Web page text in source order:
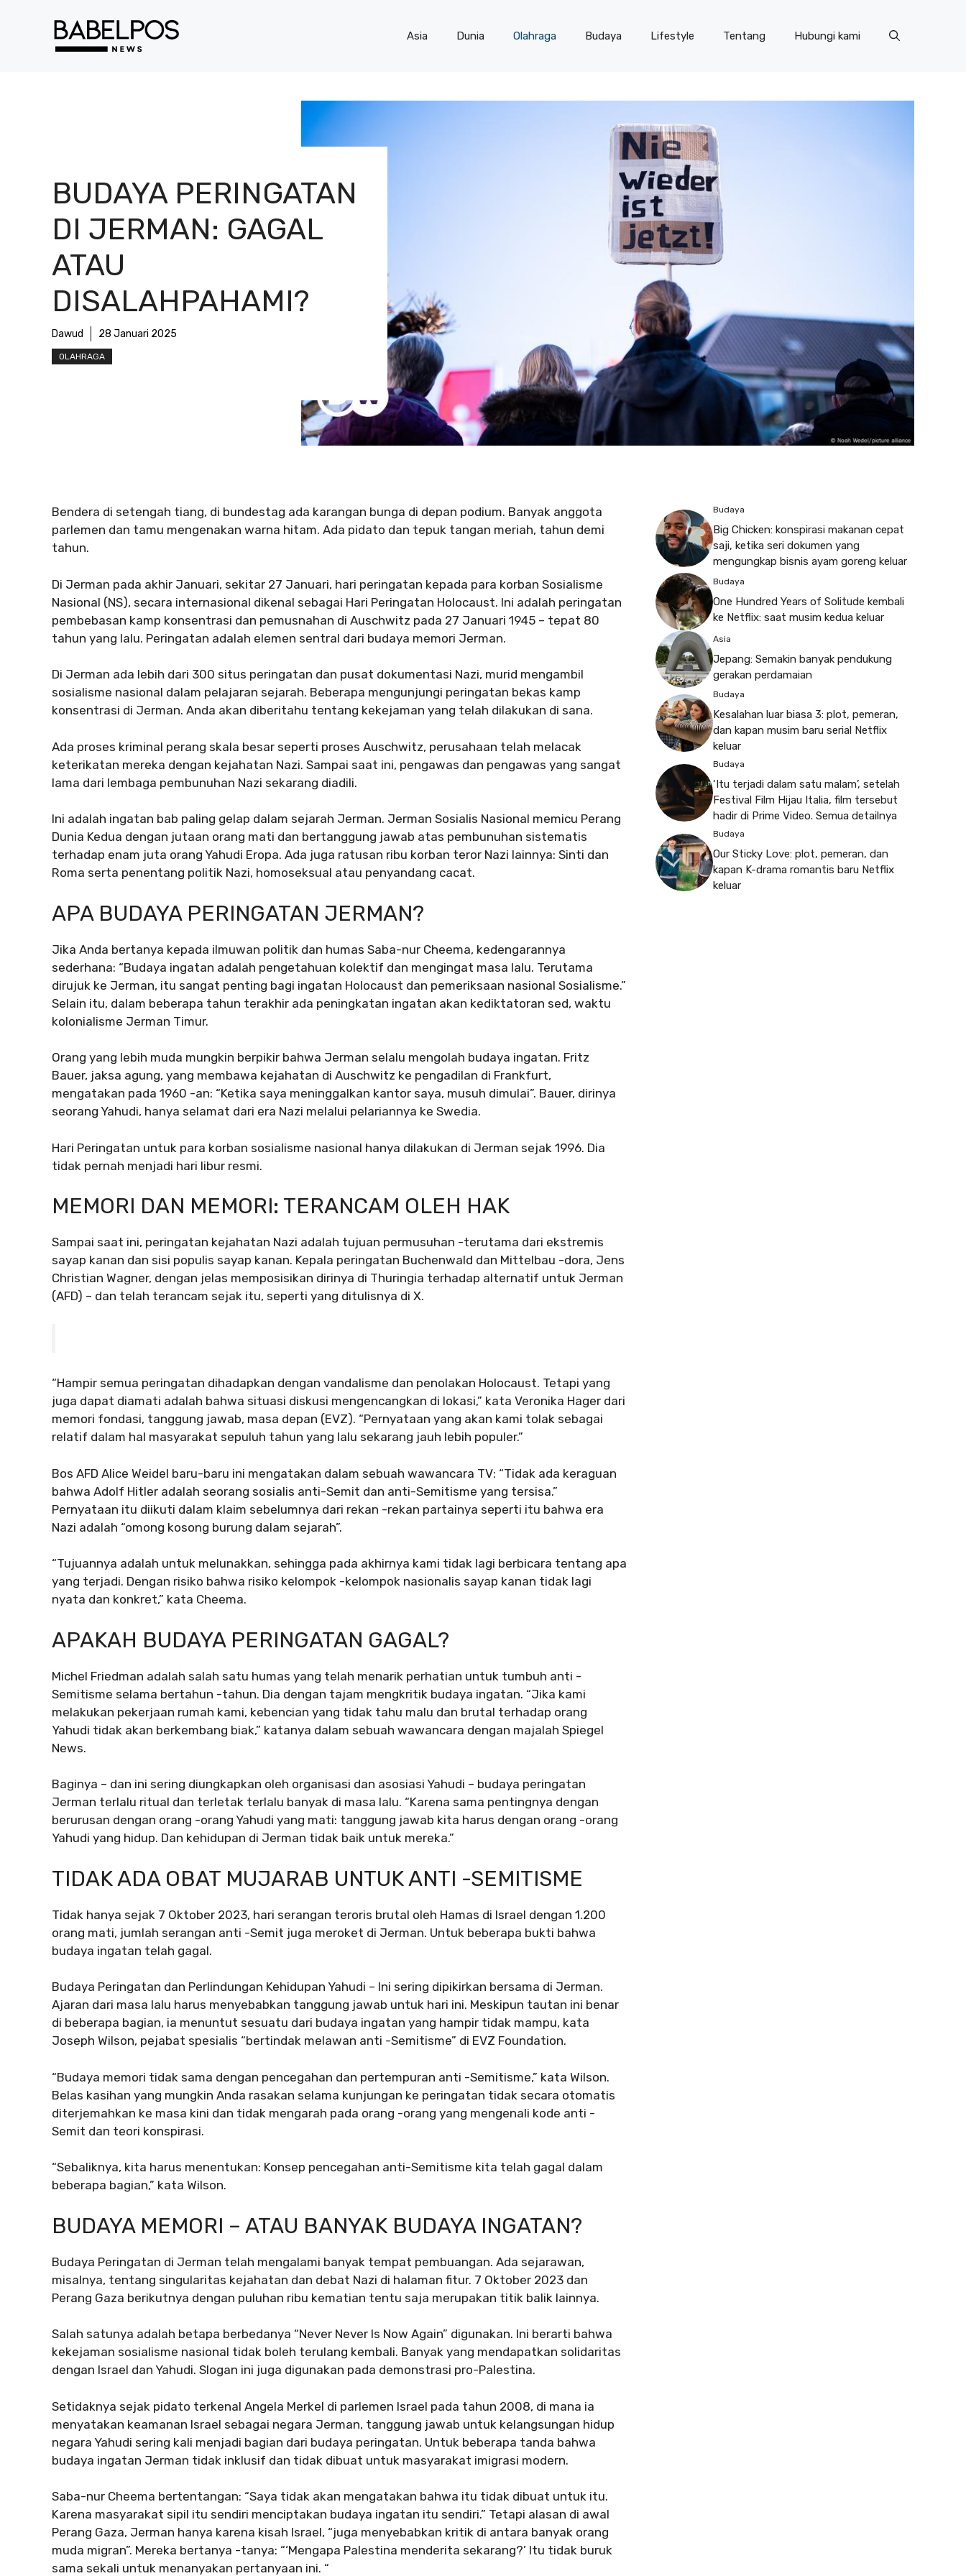
Asia Dunia Olahraga Budaya Lifestyle Tentang Hubungi kami
BUDAYA PERINGATAN
DI JERMAN: GAGAL
ATAU
DISALAHPAHAMI?
Dawud 28 Januari 2025
OLAHRAGA
Bendera di setengah tiang, di bundestag ada karangan bunga di depan podium. Banyak anggota
parlemen dan tamu mengenakan warna hitam. Ada pidato dan tepuk tangan meriah, tahun demi
tahun.
Di Jerman pada akhir Januari, sekitar 27 Januari, hari peringatan kepada para korban Sosialisme
Nasional (NS), secara internasional dikenal sebagai Hari Peringatan Holocaust. Ini adalah peringatan
pembebasan kamp konsentrasi dan pemusnahan di Auschwitz pada 27 Januari 1945 – tepat 80
tahun yang lalu. Peringatan adalah elemen sentral dari budaya memori Jerman.
Di Jerman ada lebih dari 300 situs peringatan dan pusat dokumentasi Nazi, murid mengambil
sosialisme nasional dalam pelajaran sejarah. Beberapa mengunjungi peringatan bekas kamp
konsentrasi di Jerman. Anda akan diberitahu tentang kekejaman yang telah dilakukan di sana.
Ada proses kriminal perang skala besar seperti proses Auschwitz, perusahaan telah melacak
keterikatan mereka dengan kejahatan Nazi. Sampai saat ini, pengawas dan pengawas yang sangat
lama dari lembaga pembunuhan Nazi sekarang diadili.
Ini adalah ingatan bab paling gelap dalam sejarah Jerman. Jerman Sosialis Nasional memicu Perang
Dunia Kedua dengan jutaan orang mati dan bertanggung jawab atas pembunuhan sistematis
terhadap enam juta orang Yahudi Eropa. Ada juga ratusan ribu korban teror Nazi lainnya: Sinti dan
Roma serta penentang politik Nazi, homoseksual atau penyandang cacat.
APA BUDAYA PERINGATAN JERMAN?
Jika Anda bertanya kepada ilmuwan politik dan humas Saba-nur Cheema, kedengarannya
sederhana: “Budaya ingatan adalah pengetahuan kolektif dan mengingat masa lalu. Terutama
dirujuk ke Jerman, itu sangat penting bagi ingatan Holocaust dan pemeriksaan nasional Sosialisme.”
Selain itu, dalam beberapa tahun terakhir ada peningkatan ingatan akan kediktatoran sed, waktu
kolonialisme Jerman Timur.
Orang yang lebih muda mungkin berpikir bahwa Jerman selalu mengolah budaya ingatan. Fritz
Bauer, jaksa agung, yang membawa kejahatan di Auschwitz ke pengadilan di Frankfurt,
mengatakan pada 1960 -an: “Ketika saya meninggalkan kantor saya, musuh dimulai”. Bauer, dirinya
seorang Yahudi, hanya selamat dari era Nazi melalui pelariannya ke Swedia.
Hari Peringatan untuk para korban sosialisme nasional hanya dilakukan di Jerman sejak 1996. Dia
tidak pernah menjadi hari libur resmi.
MEMORI DAN MEMORI: TERANCAM OLEH HAK
Sampai saat ini, peringatan kejahatan Nazi adalah tujuan permusuhan -terutama dari ekstremis
sayap kanan dan sisi populis sayap kanan. Kepala peringatan Buchenwald dan Mittelbau -dora, Jens
Christian Wagner, dengan jelas memposisikan dirinya di Thuringia terhadap alternatif untuk Jerman
(AFD) – dan telah terancam sejak itu, seperti yang ditulisnya di X.
“Hampir semua peringatan dihadapkan dengan vandalisme dan penolakan Holocaust. Tetapi yang
juga dapat diamati adalah bahwa situasi diskusi mengencangkan di lokasi,” kata Veronika Hager dari
memori fondasi, tanggung jawab, masa depan (EVZ). “Pernyataan yang akan kami tolak sebagai
relatif dalam hal masyarakat sepuluh tahun yang lalu sekarang jauh lebih populer.”
Bos AFD Alice Weidel baru-baru ini mengatakan dalam sebuah wawancara TV: “Tidak ada keraguan
bahwa Adolf Hitler adalah seorang sosialis anti-Semit dan anti-Semitisme yang tersisa.”
Pernyataan itu diikuti dalam klaim sebelumnya dari rekan -rekan partainya seperti itu bahwa era
Nazi adalah “omong kosong burung dalam sejarah”.
“Tujuannya adalah untuk melunakkan, sehingga pada akhirnya kami tidak lagi berbicara tentang apa
yang terjadi. Dengan risiko bahwa risiko kelompok -kelompok nasionalis sayap kanan tidak lagi
nyata dan konkret,” kata Cheema.
APAKAH BUDAYA PERINGATAN GAGAL?
Michel Friedman adalah salah satu humas yang telah menarik perhatian untuk tumbuh anti -
Semitisme selama bertahun -tahun. Dia dengan tajam mengkritik budaya ingatan. “Jika kami
melakukan pekerjaan rumah kami, kebencian yang tidak tahu malu dan brutal terhadap orang
Yahudi tidak akan berkembang biak,” katanya dalam sebuah wawancara dengan majalah Spiegel
News.
Baginya – dan ini sering diungkapkan oleh organisasi dan asosiasi Yahudi – budaya peringatan
Jerman terlalu ritual dan terletak terlalu banyak di masa lalu. “Karena sama pentingnya dengan
berurusan dengan orang -orang Yahudi yang mati: tanggung jawab kita harus dengan orang -orang
Yahudi yang hidup. Dan kehidupan di Jerman tidak baik untuk mereka.”
TIDAK ADA OBAT MUJARAB UNTUK ANTI -SEMITISME
Tidak hanya sejak 7 Oktober 2023, hari serangan teroris brutal oleh Hamas di Israel dengan 1.200
orang mati, jumlah serangan anti -Semit juga meroket di Jerman. Untuk beberapa bukti bahwa
budaya ingatan telah gagal.
Budaya Peringatan dan Perlindungan Kehidupan Yahudi – Ini sering dipikirkan bersama di Jerman.
Ajaran dari masa lalu harus menyebabkan tanggung jawab untuk hari ini. Meskipun tautan ini benar
di beberapa bagian, ia menuntut sesuatu dari budaya ingatan yang hampir tidak mampu, kata
Joseph Wilson, pejabat spesialis “bertindak melawan anti -Semitisme” di EVZ Foundation.
“Budaya memori tidak sama dengan pencegahan dan pertempuran anti -Semitisme,” kata Wilson.
Belas kasihan yang mungkin Anda rasakan selama kunjungan ke peringatan tidak secara otomatis
diterjemahkan ke masa kini dan tidak mengarah pada orang -orang yang mengenali kode anti -
Semit dan teori konspirasi.
“Sebaliknya, kita harus menentukan: Konsep pencegahan anti-Semitisme kita telah gagal dalam
beberapa bagian,” kata Wilson.
BUDAYA MEMORI – ATAU BANYAK BUDAYA INGATAN?
Budaya Peringatan di Jerman telah mengalami banyak tempat pembuangan. Ada sejarawan,
misalnya, tentang singularitas kejahatan dan debat Nazi di halaman fitur. 7 Oktober 2023 dan
Perang Gaza berikutnya dengan puluhan ribu kematian tentu saja merupakan titik balik lainnya.
Salah satunya adalah betapa berbedanya “Never Never Is Now Again” digunakan. Ini berarti bahwa
kekejaman sosialisme nasional tidak boleh terulang kembali. Banyak yang mendapatkan solidaritas
dengan Israel dan Yahudi. Slogan ini juga digunakan pada demonstrasi pro-Palestina.
Setidaknya sejak pidato terkenal Angela Merkel di parlemen Israel pada tahun 2008, di mana ia
menyatakan keamanan Israel sebagai negara Jerman, tanggung jawab untuk kelangsungan hidup
negara Yahudi sering kali menjadi bagian dari budaya peringatan. Untuk beberapa tanda bahwa
budaya ingatan Jerman tidak inklusif dan tidak dibuat untuk masyarakat imigrasi modern.
Saba-nur Cheema bertentangan: “Saya tidak akan mengatakan bahwa itu tidak dibuat untuk itu.
Karena masyarakat sipil itu sendiri menciptakan budaya ingatan itu sendiri.” Tetapi alasan di awal
Perang Gaza, Jerman hanya karena kisah Israel, “juga menyebabkan kritik di antara banyak orang
muda migran”. Mereka bertanya -tanya: “‘Mengapa Palestina menderita sekarang?’ Itu tidak buruk
sama sekali untuk menanyakan pertanyaan ini. “
Budaya
Big Chicken: konspirasi makanan cepat
saji, ketika seri dokumen yang
mengungkap bisnis ayam goreng keluar
Budaya
One Hundred Years of Solitude kembali
ke Netflix: saat musim kedua keluar
Asia
Jepang: Semakin banyak pendukung
gerakan perdamaian
Budaya
Kesalahan luar biasa 3: plot, pemeran,
dan kapan musim baru serial Netflix
keluar
Budaya
‘Itu terjadi dalam satu malam’, setelah
Festival Film Hijau Italia, film tersebut
hadir di Prime Video. Semua detailnya
Budaya
Our Sticky Love: plot, pemeran, dan
kapan K-drama romantis baru Netflix
keluar